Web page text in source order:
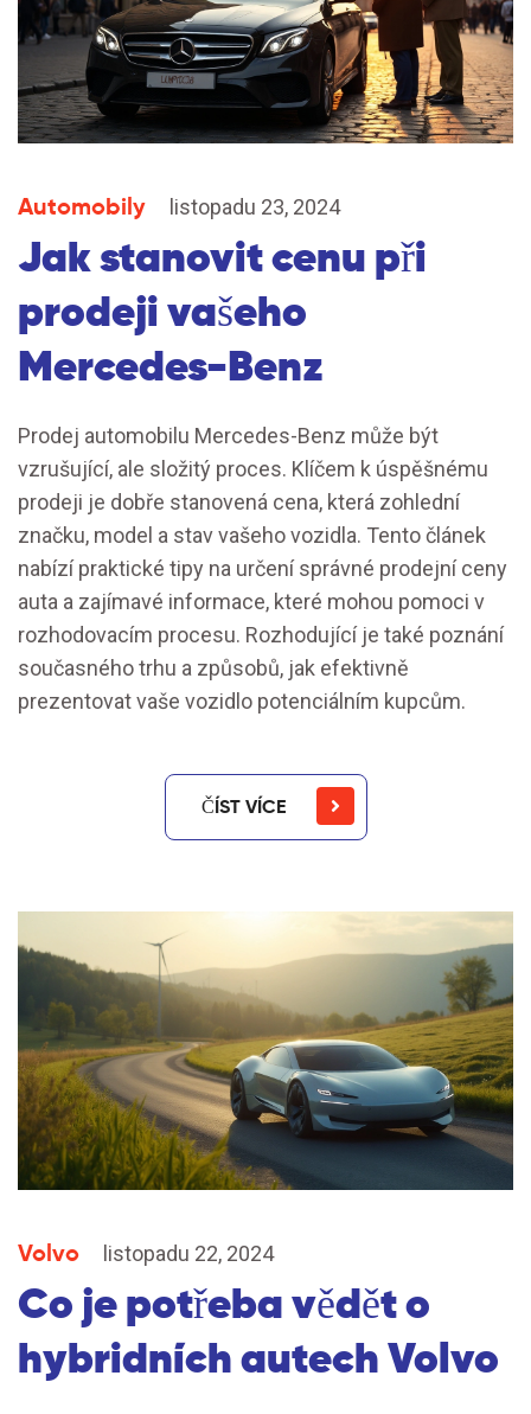
Automobily listopadu 23, 2024
Jak stanovit cenu při
prodeji vašeho
Mercedes-Benz
Prodej automobilu Mercedes-Benz může být
vzrušující, ale složitý proces. Klíčem k úspěšnému
prodeji je dobře stanovená cena, která zohlední
značku, model a stav vašeho vozidla. Tento článek
nabízí praktické tipy na určení správné prodejní ceny
auta a zajímavé informace, které mohou pomoci v
rozhodovacím procesu. Rozhodující je také poznání
současného trhu a způsobů, jak efektivně
prezentovat vaše vozidlo potenciálním kupcům.
ČÍST VÍCE
Volvo listopadu 22, 2024
Co je potřeba vědět o
hybridních autech Volvo